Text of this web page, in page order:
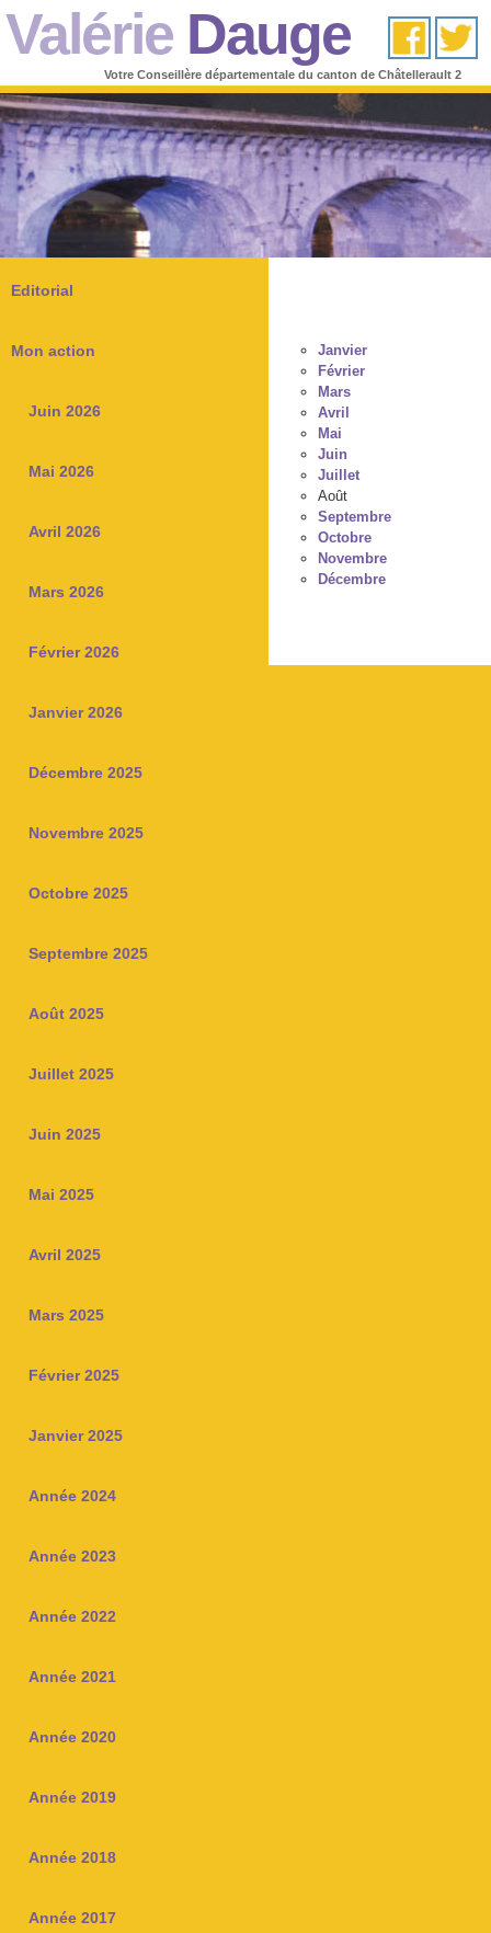
Valérie Dauge
Votre Conseillère départementale du canton de Châtellerault 2
Editorial
Mon action
Juin 2026
Mai 2026
Avril 2026
Mars 2026
Février 2026
Janvier 2026
Décembre 2025
Novembre 2025
Octobre 2025
Septembre 2025
Août 2025
Juillet 2025
Juin 2025
Mai 2025
Avril 2025
Mars 2025
Février 2025
Janvier 2025
Année 2024
Année 2023
Année 2022
Année 2021
Année 2020
Année 2019
Année 2018
Année 2017
Janvier
Février
Mars
Avril
Mai
Juin
Juillet
Août
Septembre
Octobre
Novembre
Décembre